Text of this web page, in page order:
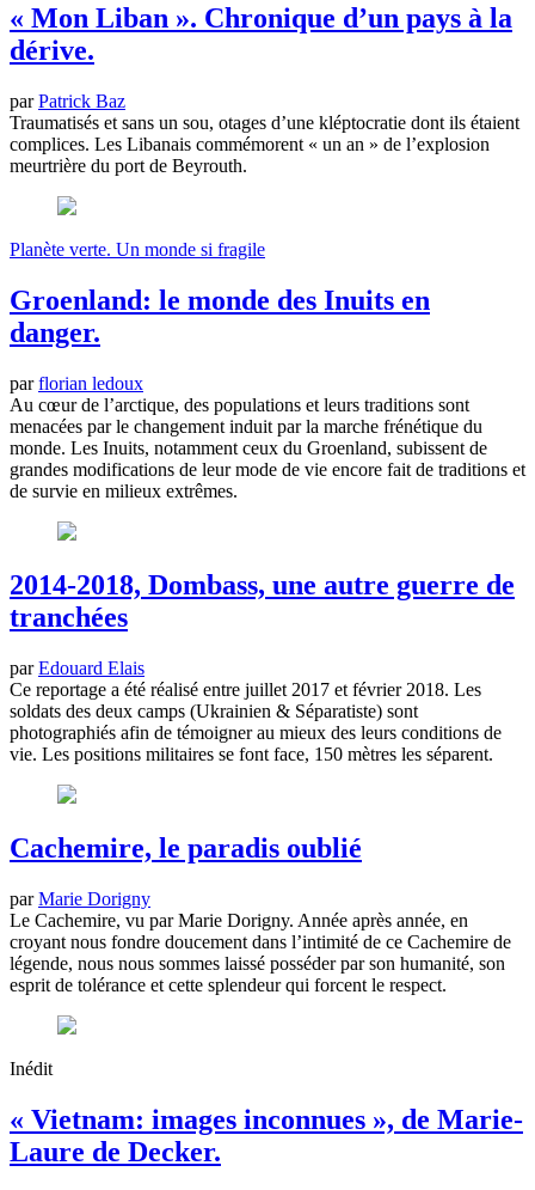
« Mon Liban ». Chronique d’un pays à la
dérive.
parPatrick Baz
Traumatisés et sans un sou, otages d’une kléptocratie dont ils étaient
complices. Les Libanais commémorent « un an » de l’explosion
meurtrière du port de Beyrouth.
Planète verte. Un monde si fragile
Groenland: le monde des Inuits en
danger.
parflorian ledoux
Au cœur de l’arctique, des populations et leurs traditions sont
menacées par le changement induit par la marche frénétique du
monde. Les Inuits, notamment ceux du Groenland, subissent de
grandes modifications de leur mode de vie encore fait de traditions et
de survie en milieux extrêmes.
2014-2018, Dombass, une autre guerre de
tranchées
parEdouard Elais
Ce reportage a été réalisé entre juillet 2017 et février 2018. Les
soldats des deux camps (Ukrainien & Séparatiste) sont
photographiés afin de témoigner au mieux des leurs conditions de
vie. Les positions militaires se font face, 150 mètres les séparent.
Cachemire, le paradis oublié
parMarie Dorigny
Le Cachemire, vu par Marie Dorigny. Année après année, en
croyant nous fondre doucement dans l’intimité de ce Cachemire de
légende, nous nous sommes laissé posséder par son humanité, son
esprit de tolérance et cette splendeur qui forcent le respect.
Inédit
« Vietnam: images inconnues », de Marie-
Laure de Decker.